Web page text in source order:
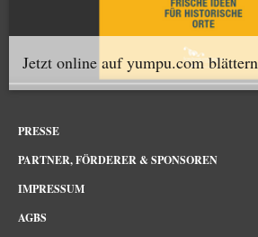
Jetzt online auf yumpu.com blättern
PRESSE
PARTNER, FÖRDERER & SPONSOREN
IMPRESSUM
AGBS